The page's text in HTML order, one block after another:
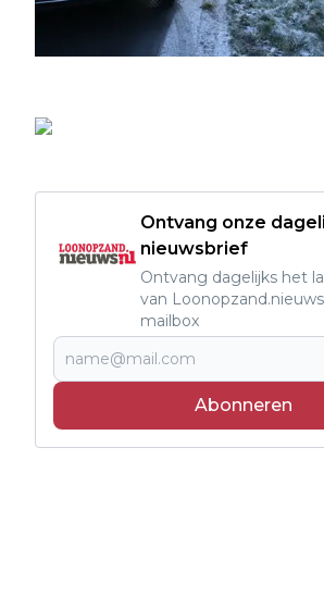
Ontvang onze
nieuwsbrief
Ontvang dagelijks het
van
mailbox
Abonneren